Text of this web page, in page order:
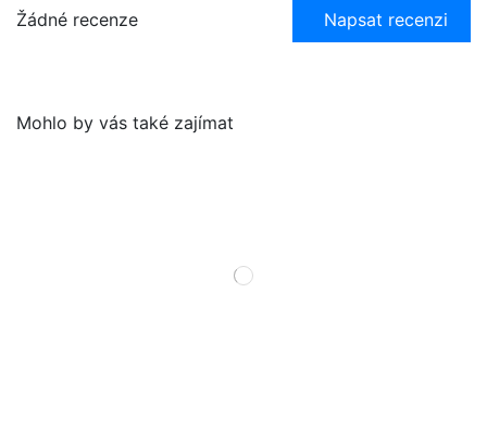
Žádné recenze Napsat recenzi
Mohlo by vás také zajímat